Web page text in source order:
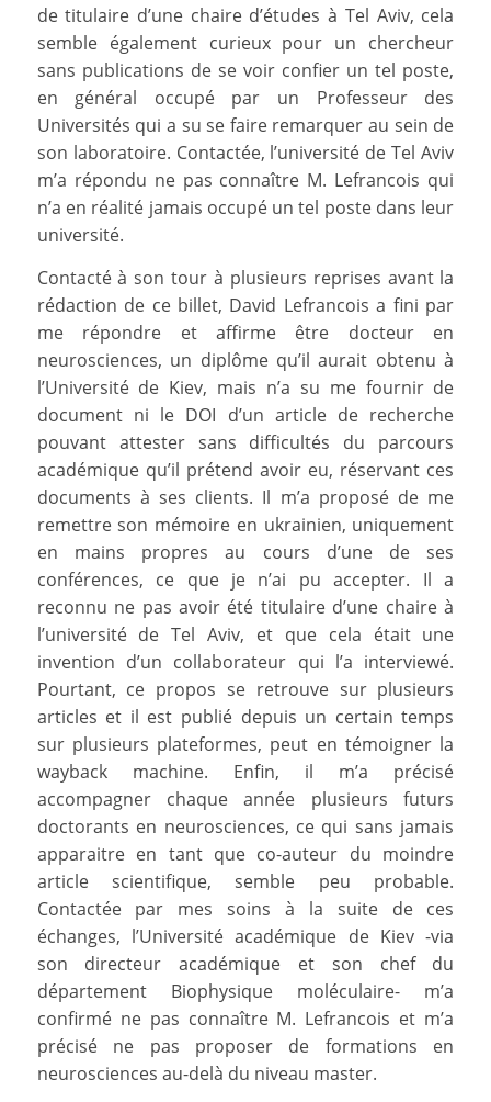
de titulaire d’une chaire d’études à Tel Aviv, cela
semble également curieux pour un chercheur
sans publications de se voir confier un tel poste,
en général occupé par un Professeur des
Universités qui a su se faire remarquer au sein de
son laboratoire. Contactée, l’université de Tel Aviv
m’a répondu ne pas connaître M. Lefrancois qui
n’a en réalité jamais occupé un tel poste dans leur
université.
Contacté à son tour à plusieurs reprises avant la
rédaction de ce billet, David Lefrancois a fini par
me répondre et affirme être docteur en
neurosciences, un diplôme qu’il aurait obtenu à
l’Université de Kiev, mais n’a su me fournir de
document ni le DOI d’un article de recherche
pouvant attester sans difficultés du parcours
académique qu’il prétend avoir eu, réservant ces
documents à ses clients. Il m’a proposé de me
remettre son mémoire en ukrainien, uniquement
en mains propres au cours d’une de ses
conférences, ce que je n’ai pu accepter. Il a
reconnu ne pas avoir été titulaire d’une chaire à
l’université de Tel Aviv, et que cela était une
invention d’un collaborateur qui l’a interviewé.
Pourtant, ce propos se retrouve sur plusieurs
articles et il est publié depuis un certain temps
sur plusieurs plateformes, peut en témoigner la
wayback machine. Enfin, il m’a précisé
accompagner chaque année plusieurs futurs
doctorants en neurosciences, ce qui sans jamais
apparaitre en tant que co-auteur du moindre
article scientifique, semble peu probable.
Contactée par mes soins à la suite de ces
échanges, l’Université académique de Kiev -via
son directeur académique et son chef du
département Biophysique moléculaire- m’a
confirmé ne pas connaître M. Lefrancois et m’a
précisé ne pas proposer de formations en
neurosciences au-delà du niveau master.